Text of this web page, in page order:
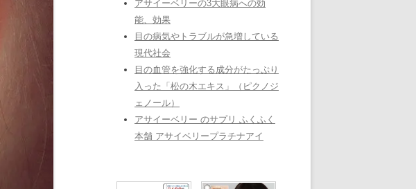
アサイーベリーの3大眼病への効
能、効果
目の病気やトラブルが急増している
現代社会
目の血管を強化する成分がたっぷり
入った「松の木エキス」（ピクノジ
ェノール）
アサイーベリー のサプリ ふくふく
本舗 アサイベリープラチナアイ